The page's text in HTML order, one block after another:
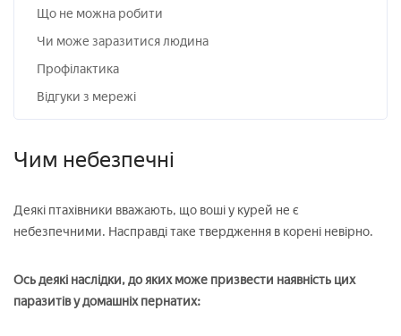
Що не можна робити
Чи може заразитися людина
Профілактика
Відгуки з мережі
Чим небезпечні
Деякі птахівники вважають, що воші у курей не є
небезпечними. Насправді таке твердження в корені невірно.
Ось деякі наслідки, до яких може призвести наявність цих
паразитів у домашніх пернатих: